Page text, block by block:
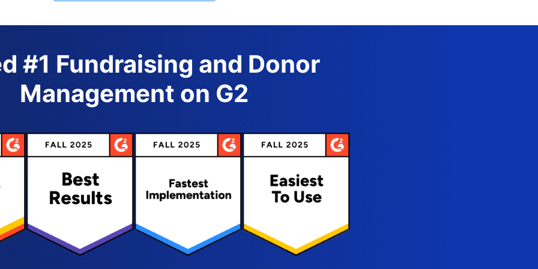
#1 Fundraising and Donor
Management on G2